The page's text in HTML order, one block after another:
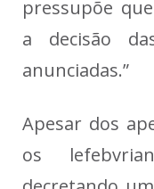
pressupõe
a decisão
anunciadas.”
Apesar dos
os